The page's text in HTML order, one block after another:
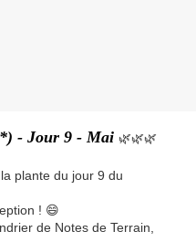
- Jour 9 - Mai 🌿🌿🌿
plante du jour 9 du
! 😄
de Notes de Terrain,